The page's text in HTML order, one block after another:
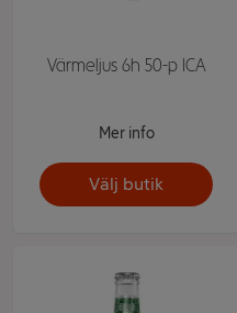
Värmeljus 6h 50-p ICA
Mer info
Välj butik